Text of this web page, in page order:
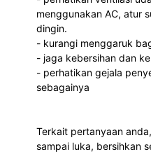
menggunakan AC, atur
dingin.
- kurangi menggaruk
- jaga kebersihan dan
- perhatikan gejala
sebagainya
Terkait pertanyaan
sampai luka, bersihkan